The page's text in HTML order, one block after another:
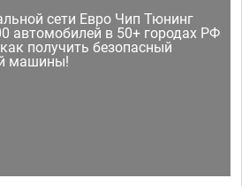
сети Евро Чип Тюнинг
автомобилей в 50+ городах РФ
получить безопасный
машины!